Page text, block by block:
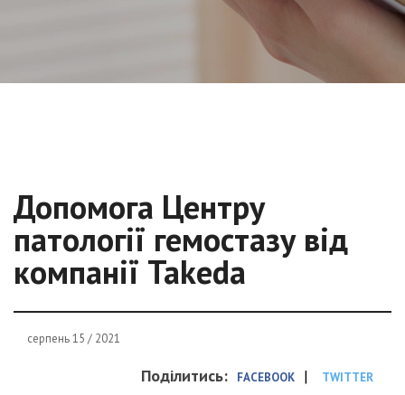
Допомога Центру
патології гемостазу від
компанії Takeda
серпень 15 / 2021
Поділитись: FACEBOOK | TWITTER